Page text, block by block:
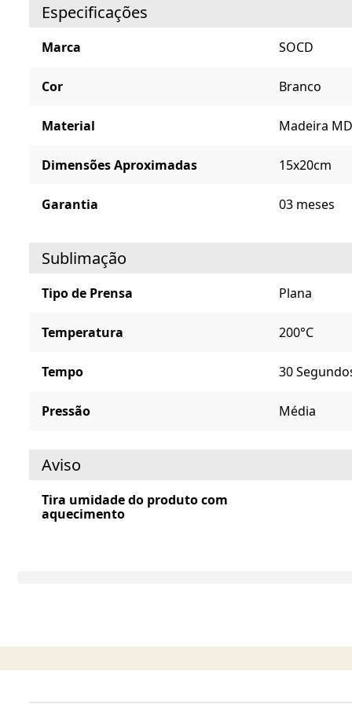
Especificações
Marca SOCD
Cor Branco
Material Madeira
Dimensões Aproximadas 15x20cm
Garantia 03 meses
Sublimação
Tipo de Prensa Plana
Temperatura 200°C
Tempo 30
Pressão Média
Aviso
Tira umidade do produto com
aquecimento